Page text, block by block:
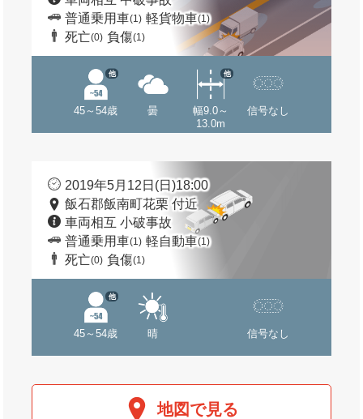
普通乗用車(1) 軽貨物車(1)
死亡(0) 負傷(1)
45～54歳
他
曇
幅9.0～
13.0m
他
信号なし
2019年5月12日(日)18:00
飯石郡飯南町花栗 付近
車両相互 小破事故
普通乗用車(1) 軽自動車(1)
死亡(0) 負傷(1)
45～54歳
他
晴 信号なし
地図で見る